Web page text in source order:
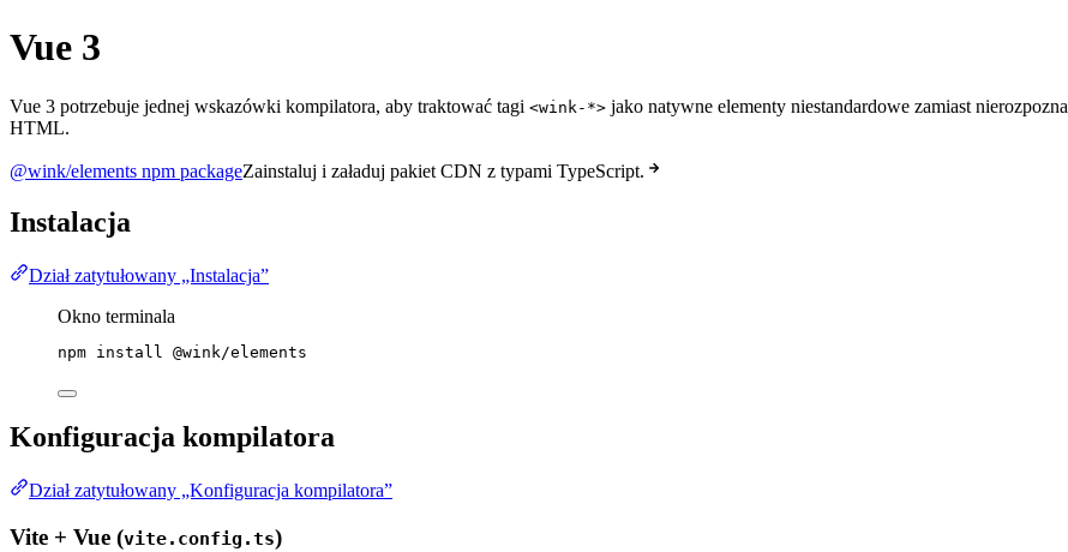
Vue 3
Vue 3 potrzebuje jednej wskazówki kompilatora, aby traktować tagi <wink-*> jako natywne elementy niestandardowe zamiast
HTML.
@wink/elements npm packageZainstaluj i załaduj pakiet CDN z typami TypeScript.
Instalacja
Dział zatytułowany „Instalacja”
Okno terminala
npm install @wink/elements
Konfiguracja kompilatora
Dział zatytułowany „Konfiguracja kompilatora”
Vite + Vue (vite.config.ts)